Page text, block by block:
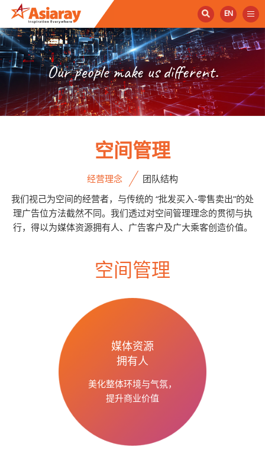
EN
Our people make us different.
空间管理
经营理念
团队结构
我们视己为空间的经营者，与传统的 “批发买入-零售卖出”的处
理广告位方法截然不同。我们透过对空间管理理念的贯彻与执
行，得以为媒体资源拥有人、广告客户及广大乘客创造价值。
空间管理
媒体资源
拥有人
美化整体环境与气氛，
提升商业价值